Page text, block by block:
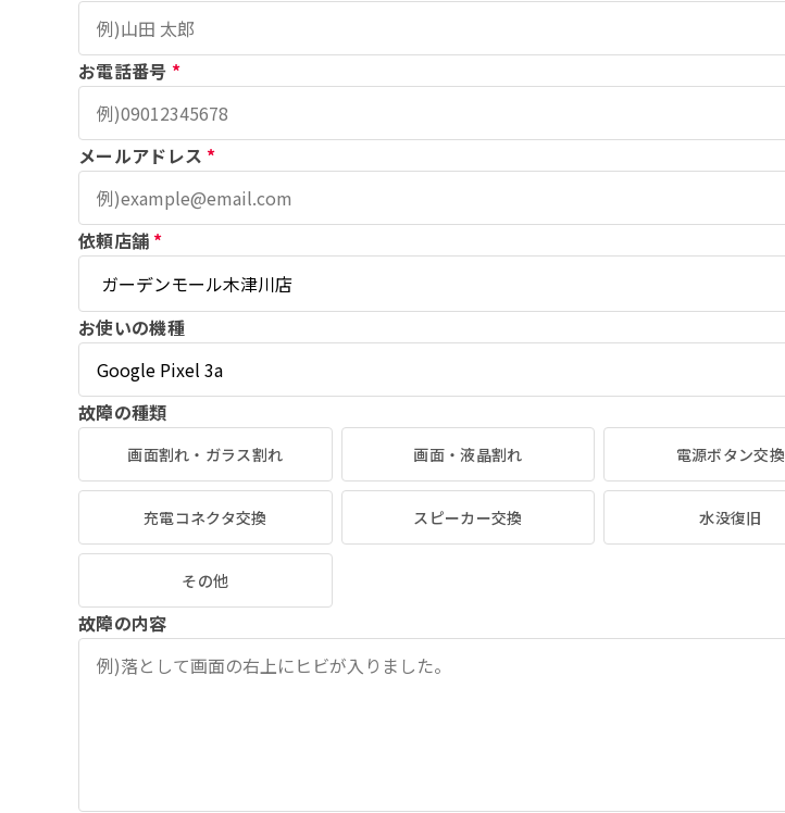
お電話番号 *
メールアドレス *
依頼店舗 *
お使いの機種
故障の種類
画面割れ・ガラス割れ 画面・液晶割れ 電源ボタン交換
充電コネクタ交換 スピーカー交換 水没復旧
その他
故障の内容